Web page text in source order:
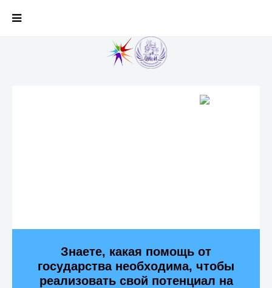
Знаете, какая помощь от
государства необходима, чтобы
реализовать свой потенциал на